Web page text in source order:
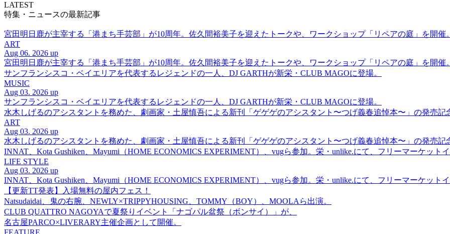
LATEST
特集・ニュースの最新記事
宮田明日鹿が主宰する「港まち手芸部」が10周年。佐久間裕美子を迎えたトークや、ワークショップ「リペアの庭」を開催
ART
Aug 06. 2026 up
宮田明日鹿が主宰する「港まち手芸部」が10周年。佐久間裕美子を迎えたトークや、ワークショップ「リペアの庭」を開催
サンフランシスコ・ベイエリアを代表するレジェンドの一人、DJ GARTHが新栄・CLUB MAGOに登場。
MUSIC
Aug 03. 2026 up
サンフランシスコ・ベイエリアを代表するレジェンドの一人、DJ GARTHが新栄・CLUB MAGOに登場。
水木しげるのアシスタントを務めた、劇画家・土屋慎吾による新刊「ゲゲゲのアシスタント〜つげ義春追悼本〜」の発売
ART
Aug 03. 2026 up
水木しげるのアシスタントを務めた、劇画家・土屋慎吾による新刊「ゲゲゲのアシスタント〜つげ義春追悼本〜」の発売
INNAT、Kota Gushiken、Mayumi（HOME ECONOMICS EXPERIMENT）、vugら参加。栄・unlike.にて、フリーマーケット
LIFE STYLE
Aug 03. 2026 up
INNAT、Kota Gushiken、Mayumi（HOME ECONOMICS EXPERIMENT）、vugら参加。栄・unlike.にて、フリーマーケット
【更新TT発表】入場無料の屋内フェス！
Natsudaidai、鬼の右腕、NEWLY×TRIPPYHOUSING、TOMMY（BOY）、MOOLAら出演。
CLUB QUATTRO NAGOYAで夏祭りイベント「ナゴパル盆祭（ボンサイ）」が、
名古屋PARCO×LIVERARY主催企画として開催。